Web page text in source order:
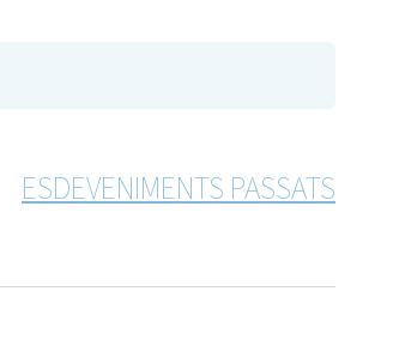
ESDEVENIMENTS PASSATS